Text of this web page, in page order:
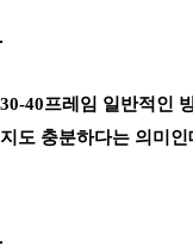
30-40프레임 일반적인
지도 충분하다는 의미인